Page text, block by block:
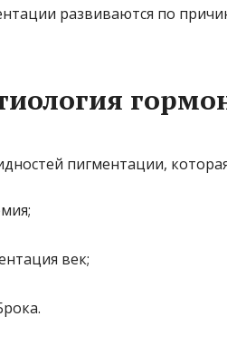
развиваются по
пигментации,
век;